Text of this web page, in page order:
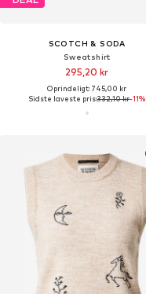
SCOTCH & SODA
Sweatshirt
295,20 kr
Oprindeligt: 745,00 kr
Sidste laveste pris:332,10 kr-11%